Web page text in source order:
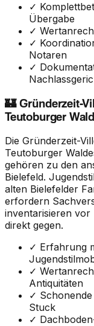
✓
Übergabe
✓
✓
Notaren
✓
🏰 Gründerzeit-
Teutoburger Wald
Die Gründerzeit-
Teutoburger
gehören zu den
Bielefeld.
alten Bielefelder
erfordern
inventarisieren vor
direkt gegen.
✓ Erfahrung
✓
Antiquitäten
✓
Stuck
✓